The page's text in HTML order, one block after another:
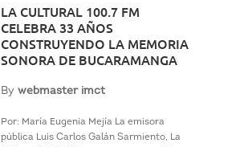
LA CULTURAL 100.7 FM
CELEBRA 33 AÑOS
CONSTRUYENDO LA MEMORIA
SONORA DE BUCARAMANGA
By webmaster imct
Por: María Eugenia Mejía La emisora
pública Luis Carlos Galán Sarmiento, La